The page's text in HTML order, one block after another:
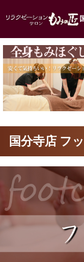
国分寺店 フ